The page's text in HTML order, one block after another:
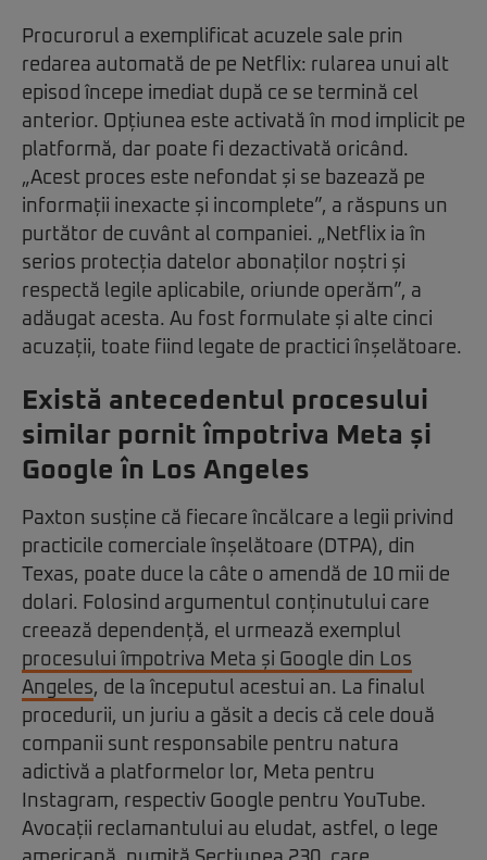
Procurorul a exemplificat acuzele sale prin
redarea automată de pe Netflix: rularea unui alt
episod începe imediat după ce se termină cel
anterior. Opțiunea este activată în mod implicit pe
platformă, dar poate fi dezactivată oricând.
„Acest proces este nefondat și se bazează pe
informații inexacte și incomplete”, a răspuns un
purtător de cuvânt al companiei. „Netflix ia în
serios protecția datelor abonaților noștri și
respectă legile aplicabile, oriunde operăm”, a
adăugat acesta. Au fost formulate și alte cinci
acuzații, toate fiind legate de practici înșelătoare.
Există antecedentul procesului
similar pornit împotriva Meta și
Google în Los Angeles
Paxton susține că fiecare încălcare a legii privind
practicile comerciale înșelătoare (DTPA), din
Texas, poate duce la câte o amendă de 10 mii de
dolari. Folosind argumentul conținutului care
creează dependență, el urmează exemplul
procesului împotriva Meta și Google din Los
Angeles, de la începutul acestui an. La finalul
procedurii, un juriu a găsit a decis că cele două
companii sunt responsabile pentru natura
adictivă a platformelor lor, Meta pentru
Instagram, respectiv Google pentru YouTube.
Avocații reclamantului au eludat, astfel, o lege